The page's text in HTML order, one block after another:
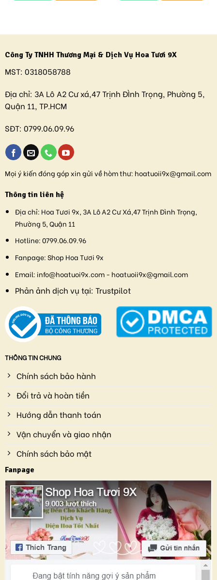
Công Ty TNHH Thương Mại & Dịch Vụ Hoa Tươi 9X
MST: 0318058788
Địa chỉ: 3A Lô A2 Cư xá,47 Trịnh ĐÌnh Trọng, Phường 5,
Quận 11, TP.HCM
SĐT: 0799.06.09.96
Mọi ý kiến đóng góp xin gửi về hòm thư: hoatuoii9x@gmail.com
Thông tin liên hệ
Địa chỉ: Hoa Tươi 9x, 3A Lô A2 Cư Xá,47 Trịnh Đình Trọng,
Phường 5, Quận 11
Hotline:0799.06.09.96
Fanpage:Shop Hoa Tươi 9x
Email: info@hoatuoi9x.com - hoatuoii9x@gmail.com
Phản ảnh dịch vụ tại: Trustpilot
THÔNG TIN CHUNG
Chính sách bảo hành
Đổi trả và hoàn tiền
Hướng dẫn thanh toán
Vận chuyển và giao nhận
Chính sách bảo mật
Fanpage